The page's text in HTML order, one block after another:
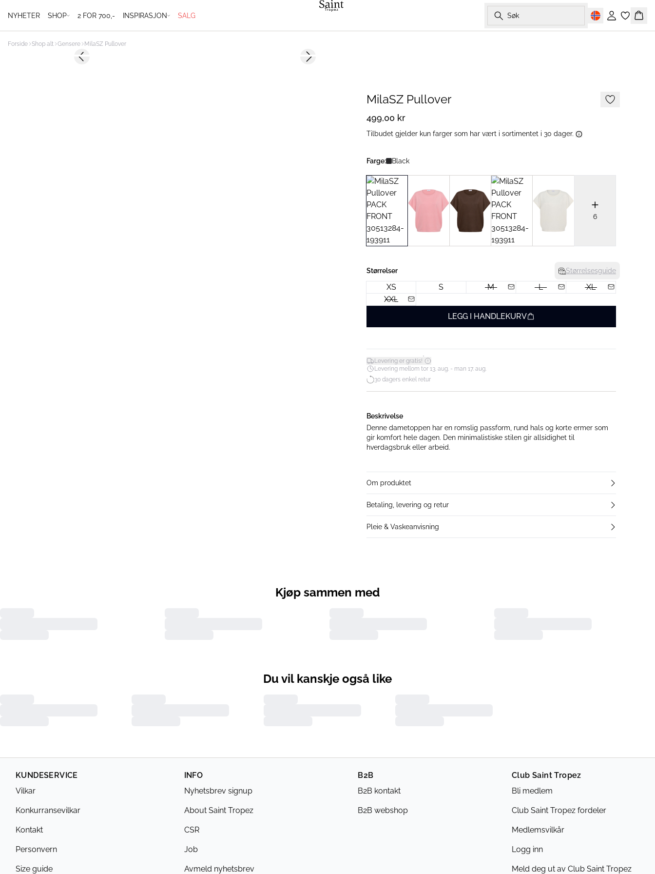
NYHETER SHOP 2 FOR 700,- INSPIRASJON SALG Søk
Logg inn
Forside Shop alt Gensere MilaSZ Pullover
Previous slide Next slide
MilaSZ Pullover
499,00 kr
Tilbudet gjelder kun farger som har vært i sortimentet i 30 dager.
Farge: Black
6
Størrelser Størrelsesguide
XS S M L
XL
XXL
LEGG I HANDLEKURV
Levering er gratis!*
Levering mellom tor 13. aug. - man 17. aug.
30 dagers enkel retur
Beskrivelse
Denne dametoppen har en romslig passform, rund hals og korte ermer som
gir komfort hele dagen. Den minimalistiske stilen gir allsidighet til
hverdagsbruk eller arbeid.
Om produktet
Betaling, levering og retur
Pleie & Vaskeanvisning
Kjøp sammen med
Du vil kanskje også like
KUNDESERVICE
Vilkar
Konkurransevilkar
Kontakt
Personvern
Size guide
INFO
Nyhetsbrev signup
About Saint Tropez
CSR
Job
Avmeld nyhetsbrev
B2B
B2B kontakt
B2B webshop
Club Saint Tropez
Bli medlem
Club Saint Tropez fordeler
Medlemsvilkår
Logg inn
Meld deg ut av Club Saint Tropez